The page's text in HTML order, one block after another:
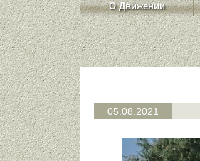
О Движении
05.08.2021